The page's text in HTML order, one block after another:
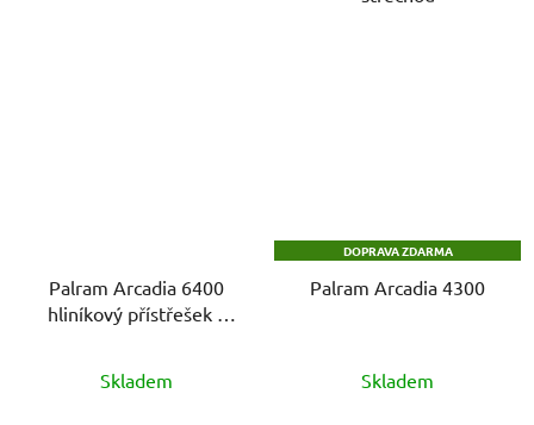
Palram Arcadia 6400
hliníkový přístřešek s
Skladem
DOPRAVA ZDARMA
Palram Arcadia 4300
Skladem